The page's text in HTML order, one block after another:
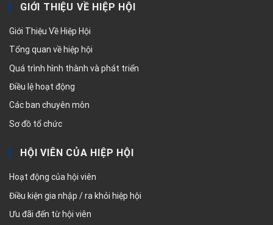
GIỚI THIỆU VỀ HIỆP HỘI
Giới Thiệu Về Hiệp Hội
Tổng quan về hiệp hội
Quá trình hình thành và phát triển
Điều lệ hoạt động
Các ban chuyên môn
Sơ đồ tổ chức
HỘI VIÊN CỦA HIỆP HỘI
Hoạt động của hội viên
Điều kiện gia nhập / ra khỏi hiệp hội
Ưu đãi đến từ hội viên